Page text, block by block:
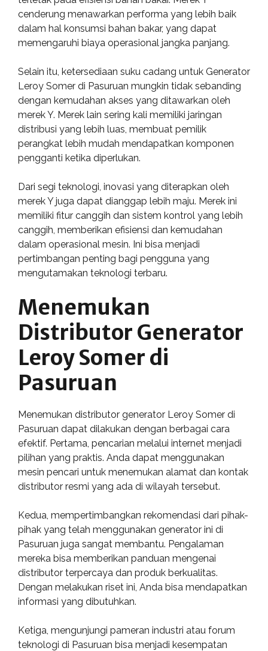
cenderung menawarkan performa yang lebih baik
dalam hal konsumsi bahan bakar, yang dapat
memengaruhi biaya operasional jangka panjang.
Selain itu, ketersediaan suku cadang untuk Generator
Leroy Somer di Pasuruan mungkin tidak sebanding
dengan kemudahan akses yang ditawarkan oleh
merek Y. Merek lain sering kali memiliki jaringan
distribusi yang lebih luas, membuat pemilik
perangkat lebih mudah mendapatkan komponen
pengganti ketika diperlukan.
Dari segi teknologi, inovasi yang diterapkan oleh
merek Y juga dapat dianggap lebih maju. Merek ini
memiliki fitur canggih dan sistem kontrol yang lebih
canggih, memberikan efisiensi dan kemudahan
dalam operasional mesin. Ini bisa menjadi
pertimbangan penting bagi pengguna yang
mengutamakan teknologi terbaru.
Menemukan
Distributor Generator
Leroy Somer di
Pasuruan
Menemukan distributor generator Leroy Somer di
Pasuruan dapat dilakukan dengan berbagai cara
efektif. Pertama, pencarian melalui internet menjadi
pilihan yang praktis. Anda dapat menggunakan
mesin pencari untuk menemukan alamat dan kontak
distributor resmi yang ada di wilayah tersebut.
Kedua, mempertimbangkan rekomendasi dari pihak-
pihak yang telah menggunakan generator ini di
Pasuruan juga sangat membantu. Pengalaman
mereka bisa memberikan panduan mengenai
distributor terpercaya dan produk berkualitas.
Dengan melakukan riset ini, Anda bisa mendapatkan
informasi yang dibutuhkan.
Ketiga, mengunjungi pameran industri atau forum
teknologi di Pasuruan bisa menjadi kesempatan